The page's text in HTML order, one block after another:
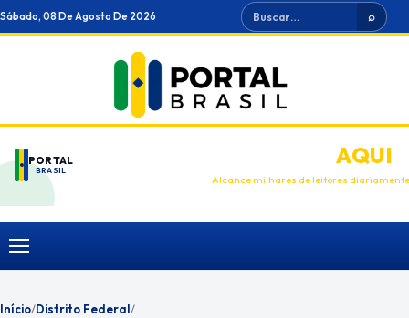
Ir
para
Sábado, 08 De Agosto De 2026 Buscar ⌕
PORTAL
BRASIL
ANUNCIEAQUI
Alcance milhares de leitores diariamente
Menu
Início/Distrito Federal/